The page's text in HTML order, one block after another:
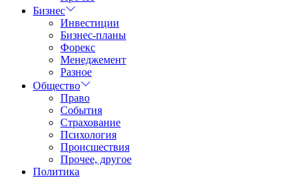
Бизнес
Инвестиции
Бизнес-планы
Форекс
Менеджемент
Разное
Общество
Право
События
Страхование
Психология
Происшествия
Прочее, другое
Политика